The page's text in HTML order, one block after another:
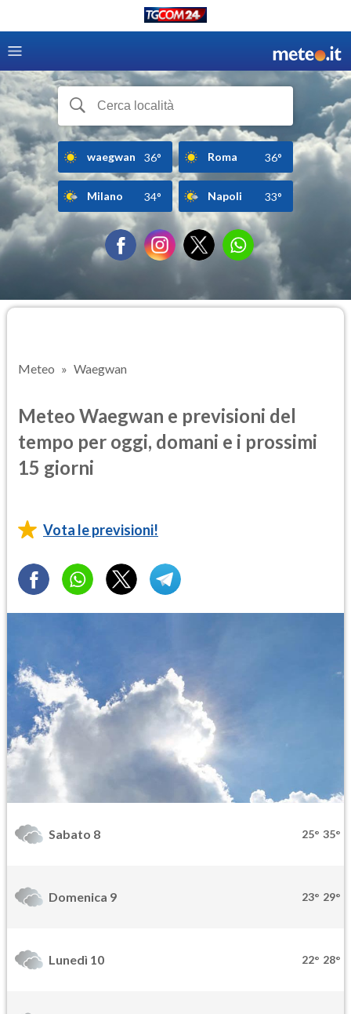
waegwan 36° Roma 36°
Milano 34° Napoli 33°
Meteo Waegwan
Meteo Waegwan e previsioni del
tempo per oggi, domani e i prossimi
15 giorni
Vota le previsioni!
Sabato 8 25° 35°
Domenica 9 23° 29°
Lunedì 10 22° 28°